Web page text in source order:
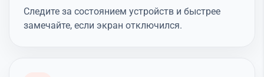
Следите за состоянием устройств и быстрее
замечайте, если экран отключился.